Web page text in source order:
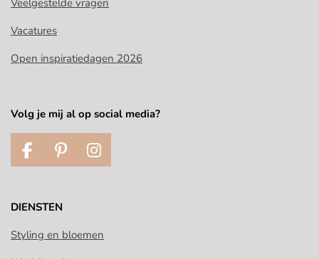
Veelgestelde vragen
Vacatures
Open inspiratiedagen 2026
Volg je mij al op social media?
F
a
e
o
P
i
t
r
I
n
g
DIENSTEN
Styling en bloemen